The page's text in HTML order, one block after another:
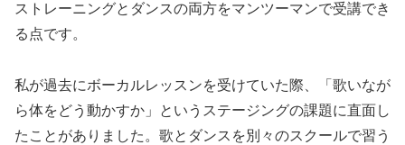
ストレーニングとダンスの両方をマンツーマンで受講でき
る点です。
私が過去にボーカルレッスンを受けていた際、「歌いなが
ら体をどう動かすか」というステージングの課題に直面し
たことがありました。歌とダンスを別々のスクールで習う